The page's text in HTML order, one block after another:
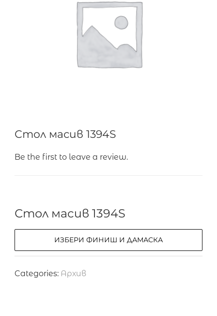
Стол масив 1394S
Be the first to leave a review.
Стол масив 1394S
ИЗБЕРИ ФИНИШ И ДАМАСКА
Categories: Архив